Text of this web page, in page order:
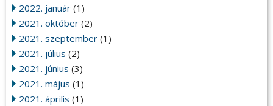
2022. január (1)
2021. október (2)
2021. szeptember (1)
2021. július (2)
2021. június (3)
2021. május (1)
2021. április (1)